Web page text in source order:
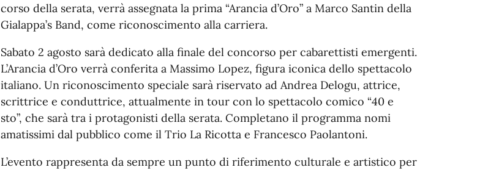
corso della serata, verrà assegnata la prima “Arancia d’Oro” a Marco Santin della
Gialappa’s Band, come riconoscimento alla carriera.
Sabato 2 agosto sarà dedicato alla finale del concorso per cabarettisti emergenti.
L’Arancia d’Oro verrà conferita a Massimo Lopez, figura iconica dello spettacolo
italiano. Un riconoscimento speciale sarà riservato ad Andrea Delogu, attrice,
scrittrice e conduttrice, attualmente in tour con lo spettacolo comico “40 e
sto”, che sarà tra i protagonisti della serata. Completano il programma nomi
amatissimi dal pubblico come il Trio La Ricotta e Francesco Paolantoni.
L’evento rappresenta da sempre un punto di riferimento culturale e artistico per